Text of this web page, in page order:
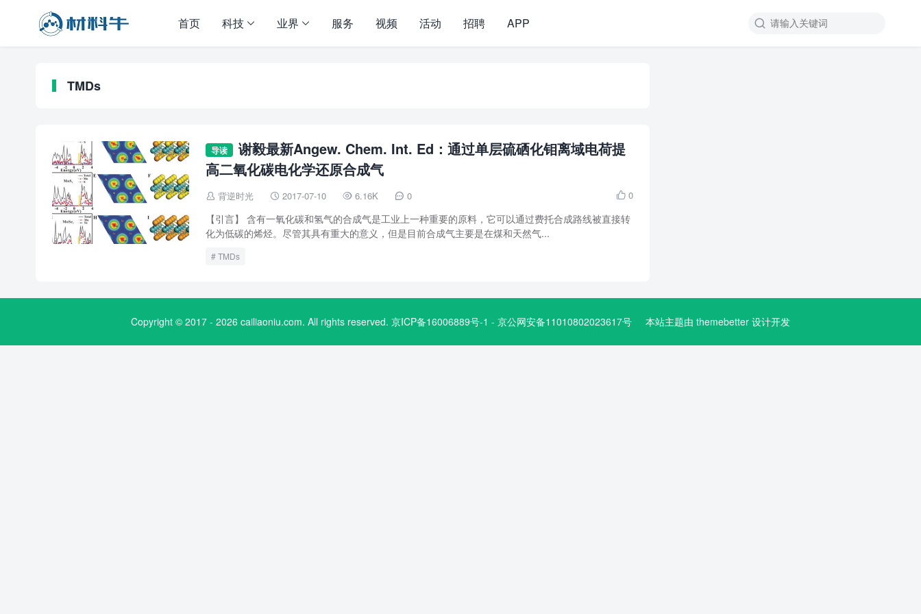

首页 科技 业界 服务 视频 活动 招聘 APP
TMDs
导读
谢毅最新Angew. Chem. Int. Ed：通过单层硫硒化钼离域电荷提
高二氧化碳电化学还原合成气
 背逆时光  2017-07-10  6.16K  0  0
【引言】 含有一氧化碳和氢气的合成气是工业上一种重要的原料，它可以通过费托合成路线被直接转
化为低碳的烯烃。尽管其具有重大的意义，但是目前合成气主要是在煤和天然气...
TMDs
Copyright © 2017 - 2026 cailiaoniu.com. All rights reserved. 京ICP备16006889号-1 - 京公网安备11010802023617号 本站主题由 themebetter 设计开发